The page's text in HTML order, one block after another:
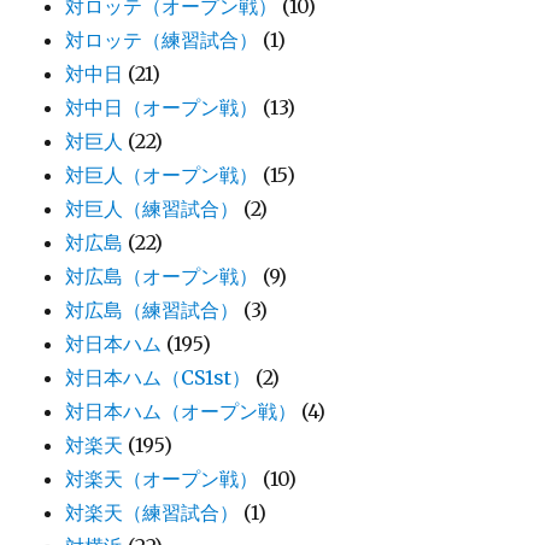
対ロッテ（オープン戦）
(10)
対ロッテ（練習試合）
(1)
対中日 (21)
対中日（オープン戦）
(13)
対巨人 (22)
対巨人（オープン戦）
(15)
対巨人（練習試合）
(2)
対広島 (22)
対広島（オープン戦）
(9)
対広島（練習試合）
(3)
対日本ハム (195)
対日本ハム（CS1st）
(2)
対日本ハム（オープン戦）
(4)
対楽天 (195)
対楽天（オープン戦）
(10)
対楽天（練習試合）
(1)